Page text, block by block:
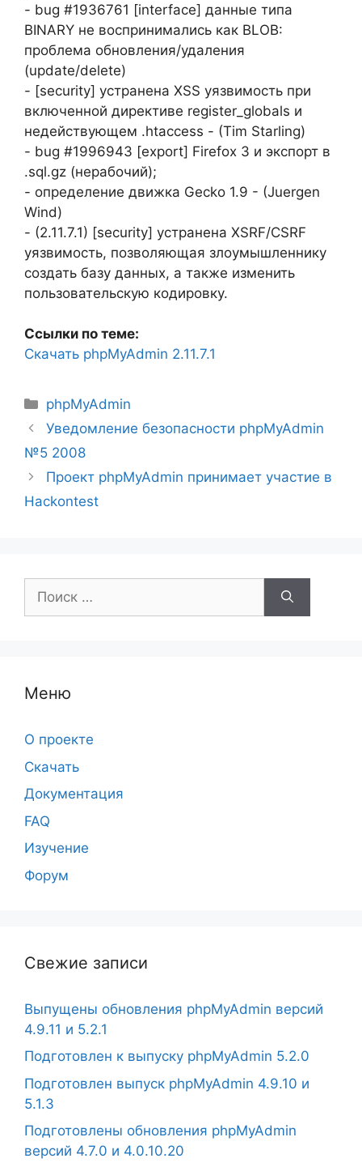
- bug #1936761 [interface] данные типа
BINARY не воспринимались как BLOB:
проблема обновления/удаления
(update/delete)
- [security] устранена XSS уязвимость при
включенной директиве register_globals и
недействующем .htaccess - (Tim Starling)
- bug #1996943 [export] Firefox 3 и экспорт в
.sql.gz (нерабочий);
- определение движка Gecko 1.9 - (Juergen
Wind)
- (2.11.7.1) [security] устранена XSRF/CSRF
уязвимость, позволяющая злоумышленнику
создать базу данных, а также изменить
пользовательскую кодировку.
Ссылки по теме:
Скачать phpMyAdmin 2.11.7.1
Рубрики
phpMyAdmin
Уведомление безопасности phpMyAdmin
№5 2008
Проект phpMyAdmin принимает участие в
Hackontest
Поиск:
Меню
О проекте
Скачать
Документация
FAQ
Изучение
Форум
Свежие записи
Выпущены обновления phpMyAdmin версий
4.9.11 и 5.2.1
Подготовлен к выпуску phpMyAdmin 5.2.0
Подготовлен выпуск phpMyAdmin 4.9.10 и
5.1.3
Подготовлены обновления phpMyAdmin
версий 4.7.0 и 4.0.10.20